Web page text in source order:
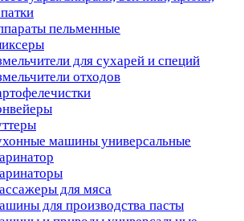
пельменные
для сухарей и специй
отходов
машины универсальные
для мяса
для производства пасты